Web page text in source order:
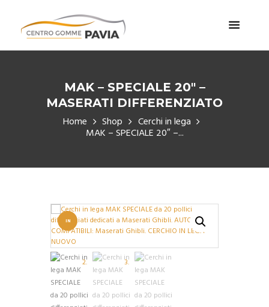
MAK – SPECIALE 20″ –
MASERATI DIFFERENZIATO
Home Shop Cerchi in lega
MAK – SPECIALE 20″ –...
IN
OFFERT
A!